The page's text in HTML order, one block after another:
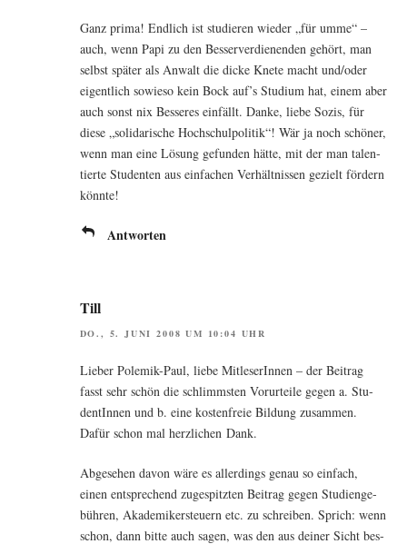
Ganz pri­ma! End­lich ist stu­die­ren wie­der „für umme“ –
auch, wenn Papi zu den Bes­ser­ver­die­nen­den gehört, man
selbst spä­ter als Anwalt die dicke Kne­te macht und/oder
eigent­lich sowie­so kein Bock auf’s Stu­di­um hat, einem aber
auch sonst nix Bes­se­res ein­fällt. Dan­ke, lie­be Sozis, für
die­se „soli­da­ri­sche Hoch­schul­po­li­tik“! Wär ja noch schö­ner,
wenn man eine Lösung gefun­den hät­te, mit der man talen­
tier­te Stu­den­ten aus ein­fa­chen Ver­hält­nis­sen gezielt för­dern
könnte!
Antworten
Till
DO., 5. JUNI 2008 UM 10:04 UHR
Lie­ber Pole­mik-Paul, lie­be Mit­le­se­rIn­nen – der Bei­trag
fasst sehr schön die schlimms­ten Vor­ur­tei­le gegen a. Stu­
den­tIn­nen und b. eine kos­ten­freie Bil­dung zusam­men.
Dafür schon mal herz­li­chen Dank.
Abge­se­hen davon wäre es aller­dings genau so ein­fach,
einen ent­spre­chend zuge­spitz­ten Bei­trag gegen Stu­di­en­ge­
büh­ren, Aka­de­mi­ker­steu­ern etc. zu schrei­ben. Sprich: wenn
schon, dann bit­te auch sagen, was den aus dei­ner Sicht bes­